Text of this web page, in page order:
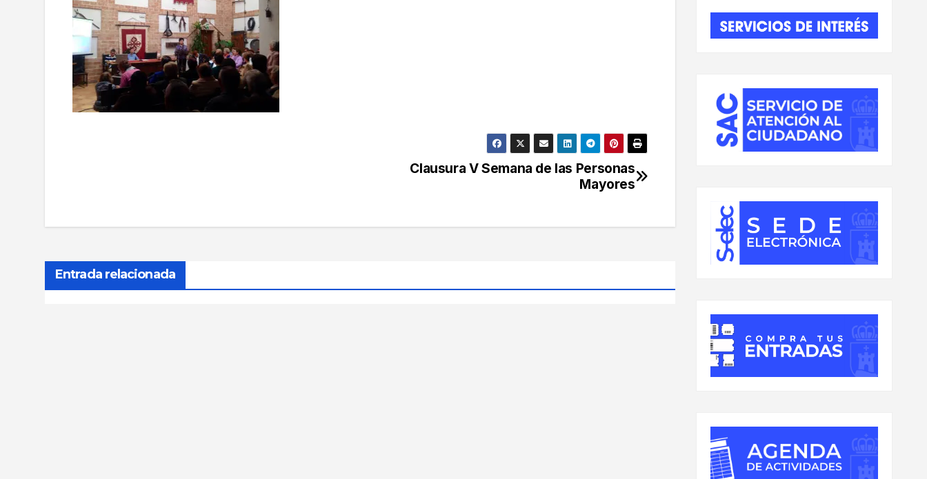
entradas
Clausura V Semana de las Personas
Mayores
Entrada relacionada